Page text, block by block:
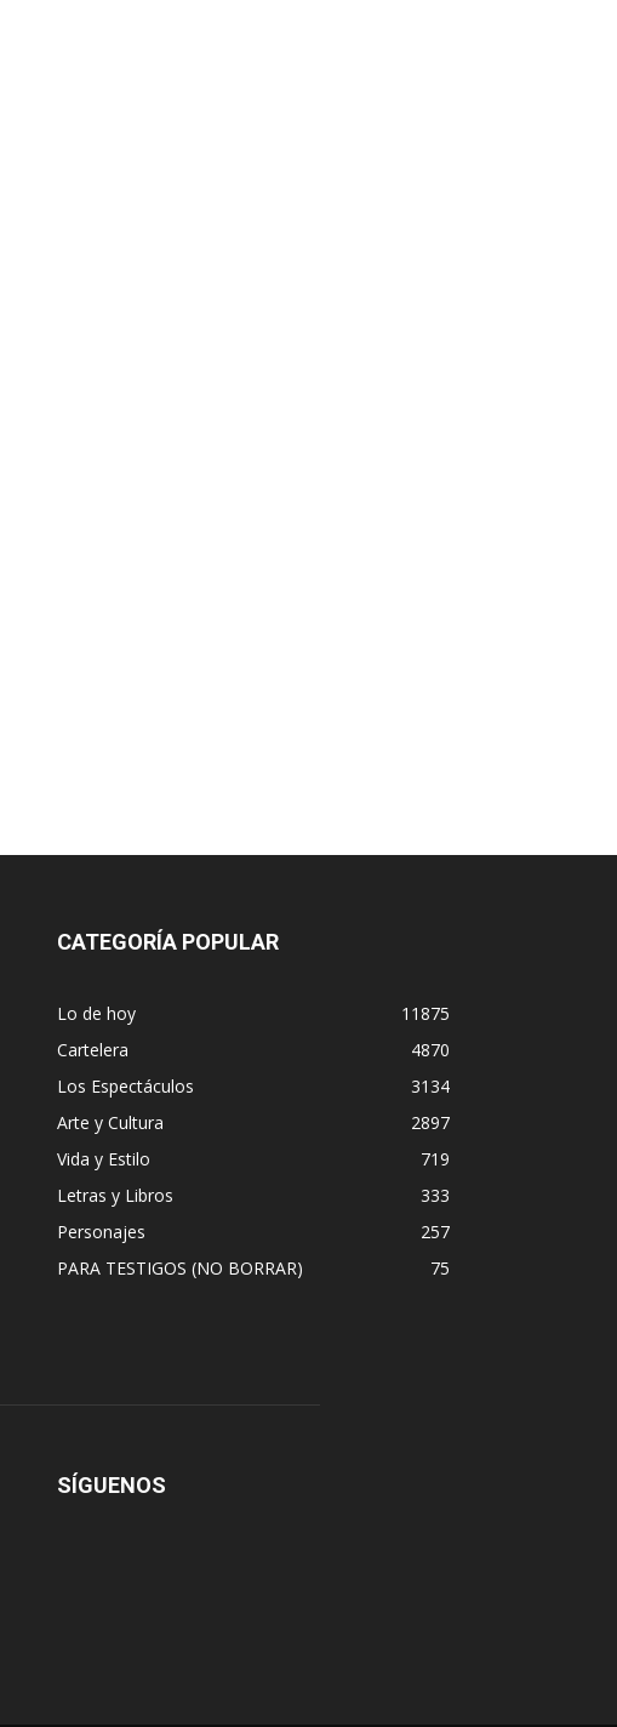
CATEGORÍA POPULAR
Lo de hoy
11875
Cartelera
4870
Los Espectáculos
3134
Arte y Cultura
2897
Vida y Estilo
719
Letras y Libros
333
Personajes
257
PARA TESTIGOS (NO BORRAR)
75
SÍGUENOS